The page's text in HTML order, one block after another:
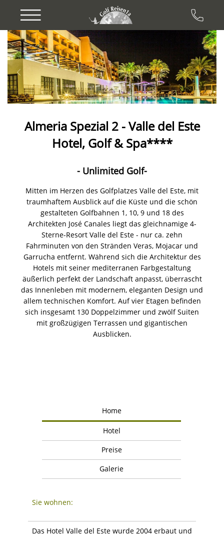
Previous Next
Almeria Spezial 2 - Valle del Este
Hotel, Golf & Spa****
- Unlimited Golf-
Mitten im Herzen des Golfplatzes Valle del Este, mit
traumhaftem Ausblick auf die Küste und die schön
gestalteten Golfbahnen 1, 10, 9 und 18 des
Architekten José Canales liegt das gleichnamige 4-
Sterne-Resort Valle del Este - nur ca. zehn
Fahrminuten von den Stränden Veras, Mojacar und
Garrucha entfernt. Während sich die Architektur des
Hotels mit seiner mediterranen Farbgestaltung
äußerlich perfekt der Landschaft anpasst, überrascht
das Innenleben mit modernem, eleganten Design und
allem technischen Komfort. Auf vier Etagen befinden
sich insgesamt 130 Doppelzimmer und zwölf Suiten
mit großzügigen Terrassen und gigantischen
Ausblicken.
Home
Hotel
Preise
Galerie
Sie wohnen:
Das Hotel Valle del Este wurde 2004 erbaut und